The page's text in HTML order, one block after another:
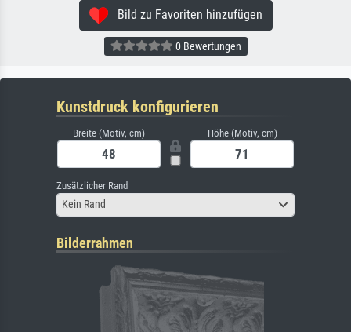
Bild zu Favoriten hinzufügen
0 Bewertungen
Kunstdruck konfigurieren
Breite (Motiv, cm) Höhe (Motiv, cm)
Zusätzlicher Rand
Kein Rand
Bilderrahmen